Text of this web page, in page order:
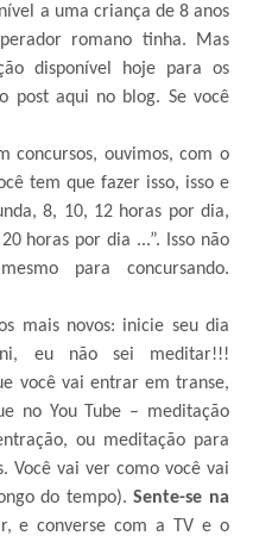
a uma criança de 8 anos
romano tinha. Mas
disponível hoje para os
post aqui no blog. Se você
concursos, ouvimos, com o
tem que fazer isso, isso e
8, 10, 12 horas por dia,
horas por dia ...”. Isso não
para concursando.
mais novos: inicie seu dia
eu não sei meditar!!!
você vai entrar em transe,
no You Tube – meditação
ou meditação para
Você vai ver como você vai
do tempo).Sente-se na
e converse com a TV e o